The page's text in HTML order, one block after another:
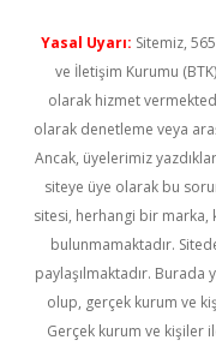
Yasal Uyarı: Sitemiz,
ve İletişim Kurumu
olarak hizmet
olarak denetleme veya
Ancak, üyelerimiz
siteye üye olarak bu
sitesi, herhangi bir marka,
bulunmamaktadır.
paylaşılmaktadır. Burada
olup, gerçek kurum ve
Gerçek kurum ve kişiler